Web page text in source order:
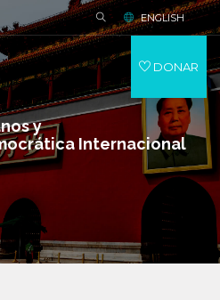
y
Internacional
ENGLISH
DONAR